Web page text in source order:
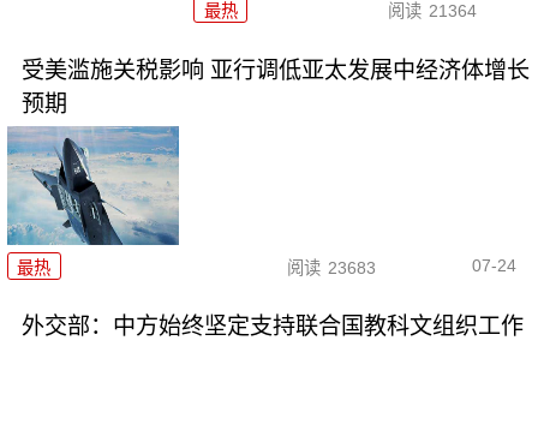
最热 阅读 21364
受美滥施关税影响 亚行调低亚太发展中经济体增长
预期
最热 阅读 23683 07-24
外交部：中方始终坚定支持联合国教科文组织工作